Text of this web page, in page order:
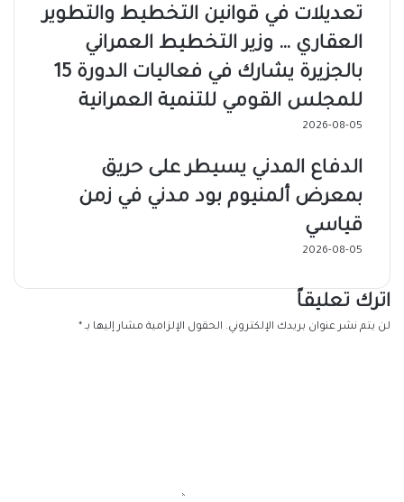
تعديلات في قوانين التخطيط والتطوير
العقاري … وزير التخطيط العمراني
بالجزيرة يشارك في فعاليات الدورة 15
للمجلس القومي للتنمية العمرانية
2026-08-05
الدفاع المدني يسيطر على حريق
بمعرض ألمنيوم بود مدني في زمن
قياسي
2026-08-05
اترك تعليقاً
لن يتم نشر عنوان بريدك الإلكتروني. الحقول الإلزامية مشار إليها بـ *